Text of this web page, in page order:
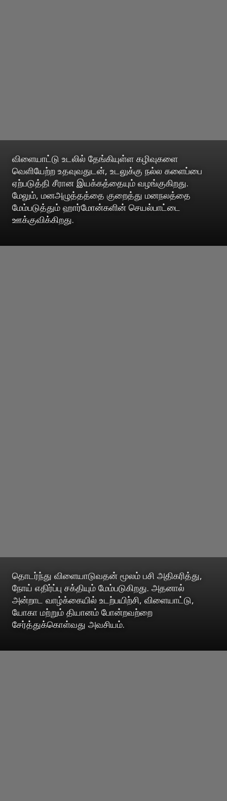
விளையாட்டு உடலில் தேங்கியுள்ள கழிவுகளை
வெளியேற்ற உதவுவதுடன், உடலுக்கு நல்ல களைப்பை
ஏற்படுத்தி சீரான இயக்கத்தையும் வழங்குகிறது.
மேலும், மனஅழுத்தத்தை குறைத்து மனநலத்தை
மேம்படுத்தும் ஹார்மோன்களின் செயல்பாட்டை
ஊக்குவிக்கிறது.
தொடர்ந்து விளையாடுவதன் மூலம் பசி அதிகரித்து,
நோய் எதிர்ப்பு சக்தியும் மேம்படுகிறது. அதனால்
அன்றாட வாழ்க்கையில் உடற்பயிற்சி, விளையாட்டு,
யோகா மற்றும் தியானம் போன்றவற்றை
சேர்த்துக்கொள்வது அவசியம்.